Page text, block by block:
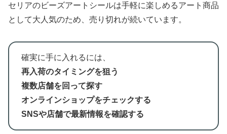
セリアのビーズアートシールは手軽に楽しめるアート商品
として大人気のため、売り切れが続いています。
確実に手に入れるには、
再入荷のタイミングを狙う
複数店舗を回って探す
オンラインショップをチェックする
SNSや店舗で最新情報を確認する